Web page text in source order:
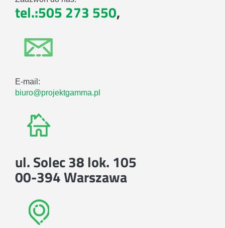
tel.:505 273 550,
E-mail:
biuro@projektgamma.pl
ul. Solec 38 lok. 105
00-394 Warszawa